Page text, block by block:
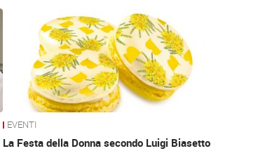
EVENTI
La Festa della Donna secondo Luigi Biasetto